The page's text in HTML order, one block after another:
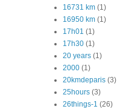
16731 km (1)
16950 km (1)
17h01 (1)
17h30 (1)
20 years (1)
2000 (1)
20kmdeparis (3)
25hours (3)
26things-1 (26)